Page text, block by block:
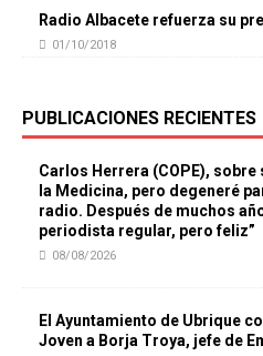
Radio Albacete refuerza su
01/10/2018
PUBLICACIONES RECIENTES
Carlos Herrera (COPE), sobre
la Medicina, pero degeneré
radio. Después de muchos
periodista regular, pero feliz”
08/08/2026
El Ayuntamiento de Ubrique
Joven a Borja Troya, jefe de